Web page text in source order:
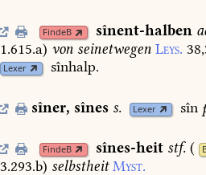
FindeB sînent-halben
1.615.a) von seinetwegen Leys.
Lexer sînhalp.
sîner, sînes s. Lexer sîn
FindeB sînes-heit stf. (
3.293.b) selbstheit Myst.